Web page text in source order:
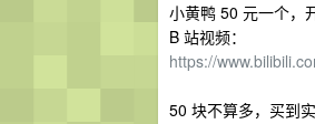
小黄鸭 50 元一个，
B 站视频：
https://
50 块不算多，买到